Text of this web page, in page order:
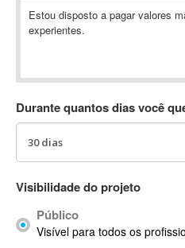
Ableton Push
Abstract
AC3
ACID Pro
ACPI
Acrobat
Estou disposto a pagar valores
experientes.
Durante quantos dias você
Visibilidade do projeto
Público
Visível para todos os